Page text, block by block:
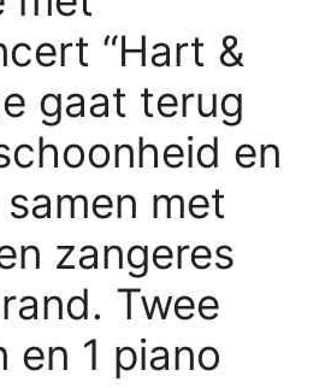
“Hart &
gaat terug
en
met
zangeres
Twee
en 1 piano